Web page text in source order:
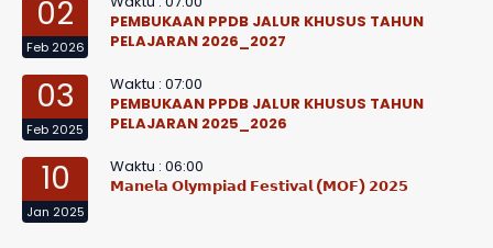
02
Feb 2026
PEMBUKAAN PPDB JALUR KHUSUS TAHUN
PELAJARAN 2026_2027
03
Feb 2025
Waktu : 07:00
PEMBUKAAN PPDB JALUR KHUSUS TAHUN
PELAJARAN 2025_2026
10
Jan 2025
Waktu : 06:00
𝗠𝗮𝗻𝗲𝗹𝗮 𝗢𝗹𝘆𝗺𝗽𝗶𝗮𝗱 𝗙𝗲𝘀𝘁𝗶𝘃𝗮𝗹 (𝗠𝗢𝗙) 𝟮𝟬𝟮𝟱